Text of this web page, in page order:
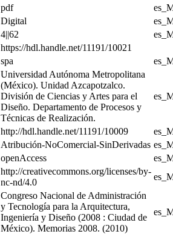
pdf
Digital
4||62
https://hdl.handle.net/11191/10021
spa
Universidad Autónoma Metropolitana
(México). Unidad Azcapotzalco.
División de Ciencias y Artes para el
Diseño. Departamento de Procesos y
Técnicas de Realización.
http://hdl.handle.net/11191/10009
Atribución-NoComercial-SinDerivadas
openAccess
http://creativecommons.org/licenses/by-
nc-nd/4.0
Congreso Nacional de Administración
y Tecnología para la Arquitectura,
Ingeniería y Diseño (2008 : Ciudad de
México). Memorias 2008. (2010)